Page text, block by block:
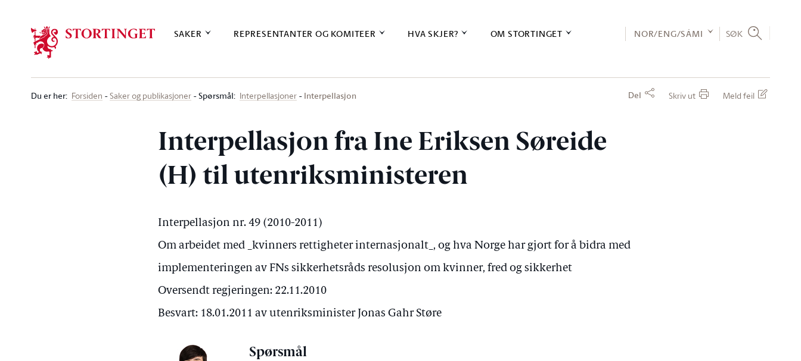
SAKER REPRESENTANTER OG KOMITEER HVA SKJER? OM STORTINGET NOR/ENG/SÁMI SØK
Du er her: Forsiden Saker og publikasjoner Spørsmål: Interpellasjoner Interpellasjon Del Skriv ut Meld feil
Interpellasjon fra Ine Eriksen Søreide
(H) til utenriksministeren
Interpellasjon nr. 49 (2010-2011)
Om arbeidet med _kvinners rettigheter internasjonalt_, og hva Norge har gjort for å bidra med
implementeringen av FNs sikkerhetsråds resolusjon om kvinner, fred og sikkerhet
Oversendt regjeringen: 22.11.2010
Besvart: 18.01.2011 av utenriksminister Jonas Gahr Støre
Spørsmål